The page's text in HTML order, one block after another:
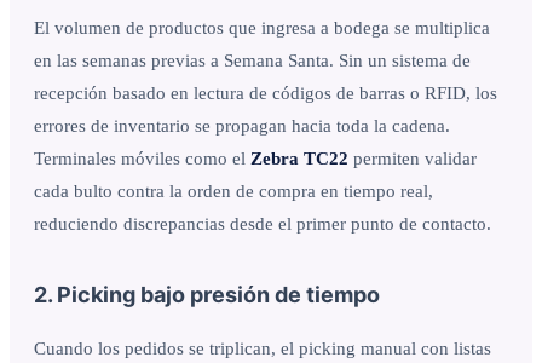
El volumen de productos que ingresa a bodega se multiplica
en las semanas previas a Semana Santa. Sin un sistema de
recepción basado en lectura de códigos de barras o RFID, los
errores de inventario se propagan hacia toda la cadena.
Terminales móviles como el Zebra TC22 permiten validar
cada bulto contra la orden de compra en tiempo real,
reduciendo discrepancias desde el primer punto de contacto.
2. Picking bajo presión de tiempo
Cuando los pedidos se triplican, el picking manual con listas